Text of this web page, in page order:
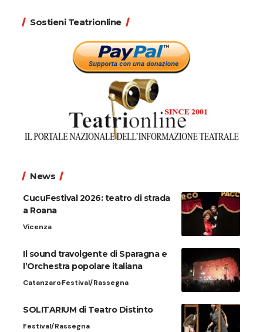
Sostieni Teatrionline
News
CucuFestival 2026: teatro di strada
a Roana
Vicenza
Il sound travolgente di Sparagna e
l’Orchestra popolare italiana
CatanzaroFestival/Rassegna
SOLITARIUM di Teatro Distinto
Festival/Rassegna